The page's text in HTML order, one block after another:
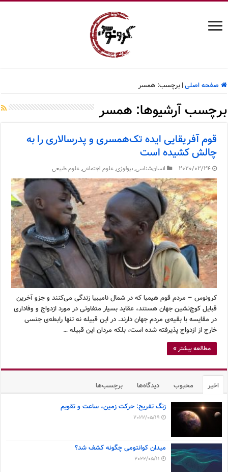
صفحه اصلی| برچسب:همسر
برچسب آرشیوها: همسر
قوم آفریقایی ایده تک‌همسری و پدرسالاری را به
چالش کشیده است
2020/02/24 انسان‌شناسی,بیولوژی,علوم اجتماعی,علوم طبیعی
کرونوس – مردم قوم هیمبا که در شمال نامیبیا زندگی می‌کنند و جزو آخرین
قبایل کوچ‌نشین جهان هستند، عقاید بسیار متفاوتی در مورد ازدواج و وفاداری
در مقایسه با بقیه‌ی مردم جهان دارند. در این قبیله نه تنها رابطه‌ی جنسی
خارج از ازدواج پذیرفته شده است، بلکه مردان این قبیله …
مطالعه بیشتر »
اخیر محبوب دیدگاه‌ها برچسب‌ها
زنگ تفریح: حرکت زمین، ساعت و تقویم
2022/05/19
میدان کوانتومی چگونه کشف شد؟
2022/05/11